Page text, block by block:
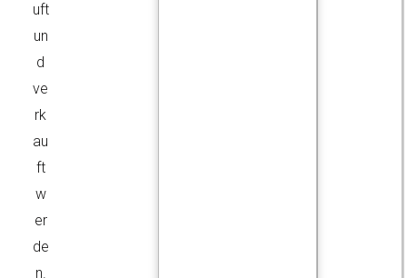
uft
un
d
ve
rk
au
ft
w
er
de
n.